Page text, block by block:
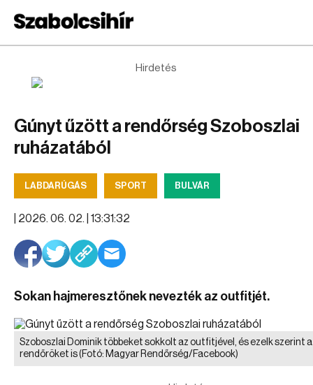
Hirdetés
Gúnyt űzött a rendőrség Szoboszlai
ruházatából
LABDARÚGÁS SPORT BULVÁR
2026. 06. 02. | 13:31:32
Sokan hajmeresztőnek nevezték az outfitjét.
Szoboszlai Dominik többeket sokkolt az outfitjével, és ezelk szerint a
rendőröket is(Fotó: Magyar Rendőrség/Facebook)